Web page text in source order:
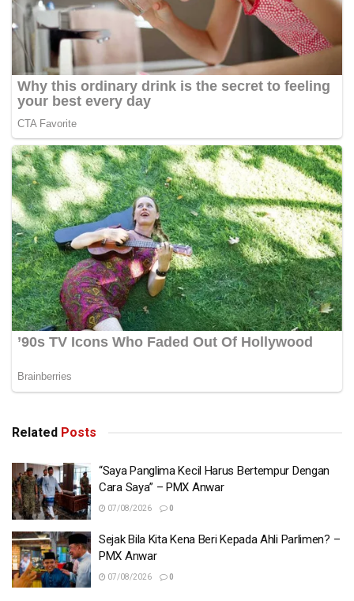
Tags: Ismail Sabri Yaakob Maulidur Rasul
Perdana Menteri
Related Posts
“Saya Panglima Kecil Harus Bertempur Dengan
Cara Saya” – PMX Anwar
07/08/2026 0
Sejak Bila Kita Kena Beri Kepada Ahli Parlimen? –
PMX Anwar
07/08/2026 0